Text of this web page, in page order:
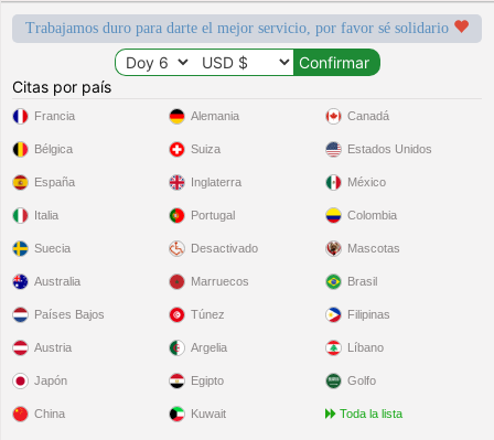
Trabajamos duro para darte el mejor servicio, por favor sé solidario
Citas por país
Francia
Bélgica
España
Italia
Suecia
Alemania
Suiza
Inglaterra
Portugal
Desactivado
Canadá
Estados Unidos
México
Colombia
Mascotas
Australia
Países Bajos
Austria
Japón
China
Marruecos
Túnez
Argelia
Egipto
Kuwait
Brasil
Filipinas
Líbano
Golfo
Toda la lista